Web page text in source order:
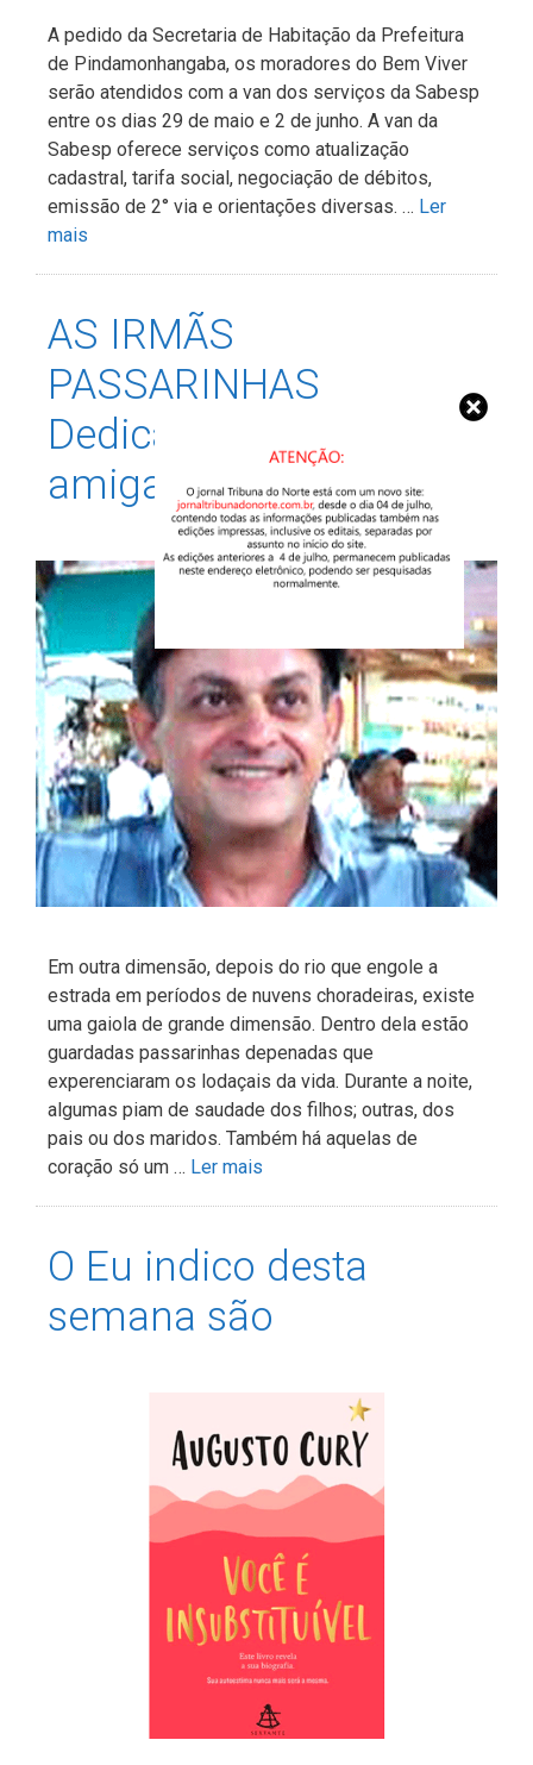
A pedido da Secretaria de Habitação da Prefeitura
de Pindamonhangaba, os moradores do Bem Viver
serão atendidos com a van dos serviços da Sabesp
entre os dias 29 de maio e 2 de junho. A van da
Sabesp oferece serviços como atualização
cadastral, tarifa social, negociação de débitos,
emissão de 2° via e orientações diversas. … Ler
mais
AS IRMÃS
PASSARINHAS
Dedicado às minhas
amigas Neila e Bete
Em outra dimensão, depois do rio que engole a
estrada em períodos de nuvens choradeiras, existe
uma gaiola de grande dimensão. Dentro dela estão
guardadas passarinhas depenadas que
experenciaram os lodaçais da vida. Durante a noite,
algumas piam de saudade dos filhos; outras, dos
pais ou dos maridos. Também há aquelas de
coração só um … Ler mais
O Eu indico desta
semana são